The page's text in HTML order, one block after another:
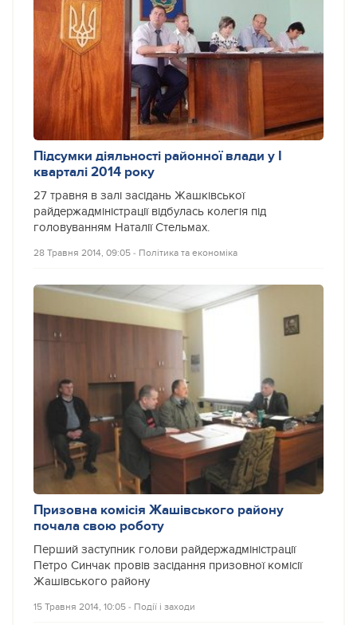
Підсумки діяльності районної влади у I
кварталі 2014 року
27 травня в залі засідань Жашківської
райдержадміністрації відбулась колегія під
головуванням Наталії Стельмах.
28 Травня 2014, 09:05 ‐ Політика та економіка
Призовна комісія Жашівського району
почала свою роботу
Перший заступник голови райдержадміністрації
Петро Синчак провів засідання призовної комісії
Жашівського району
15 Травня 2014, 10:05 ‐ Події і заходи